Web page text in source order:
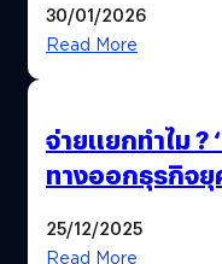
30/01/2026
Read More
จ่ายแยกทำไม ?
ทางออกธุรกิจยุ
25/12/2025
Read More